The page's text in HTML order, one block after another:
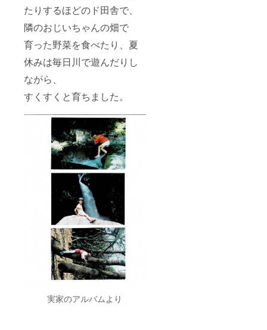
たりするほどのド田舎で、
隣のおじいちゃんの畑で
育った野菜を食べたり、夏
休みは毎日川で遊んだりし
ながら、
すくすくと育ちました。
実家のアルバムより